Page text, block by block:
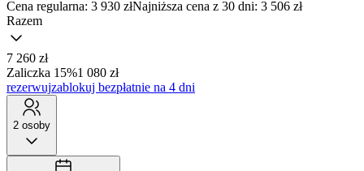
Cena regularna: 3 930 złNajniższa cena z 30 dni: 3 506 zł
Razem
7 260 zł
Zaliczka 15%1 080 zł
rezerwujzablokuj bezpłatnie na 4 dni
2 osoby